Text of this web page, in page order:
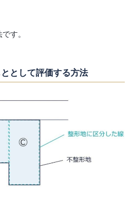
す。
として評価する方法